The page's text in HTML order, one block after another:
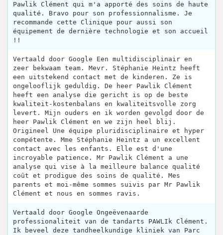
Pawlik Clément qui m'a apporté des soins de haute
qualité. Bravo pour son professionnalisme. Je
recommande cette Clinique pour aussi son
équipement de dernière technologie et son accueil
!!
Vertaald door Google Een multidisciplinair en
zeer bekwaam team. Mevr. Stéphanie Heintz heeft
een uitstekend contact met de kinderen. Ze is
ongelooflijk geduldig. De heer Pawlik Clément
heeft een analyse die gericht is op de beste
kwaliteit-kostenbalans en kwaliteitsvolle zorg
levert. Mijn ouders en ik worden gevolgd door de
heer Pawlik Clément en we zijn heel blij.
Origineel Une équipe pluridisciplinaire et hyper
compétente. Mme Stéphanie Heintz a un excellent
contact avec les enfants. Elle est d'une
incroyable patience. Mr Pawlik Clément a une
analyse qui vise à la meilleure balance qualité
coût et prodigue des soins de qualité. Mes
parents et moi-même sommes suivis par Mr Pawlik
Clément et nous en sommes ravis.
Vertaald door Google Ongeëvenaarde
professionaliteit van de tandarts PAWLIk Clément.
Ik beveel deze tandheelkundige kliniek van Parc